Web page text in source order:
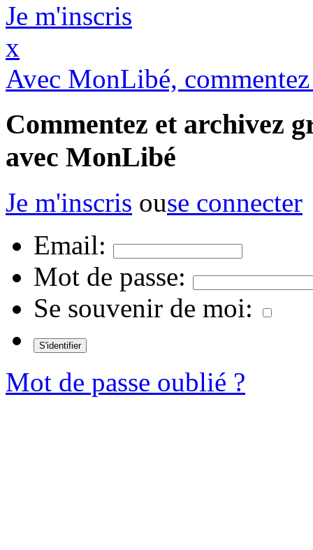
Je m'inscris
x
Avec MonLibé,
Commentez et archivez
avec MonLibé
Je m'inscris ouse connecter
Email:
Mot de passe:
Se souvenir de moi:
Mot de passe oublié ?